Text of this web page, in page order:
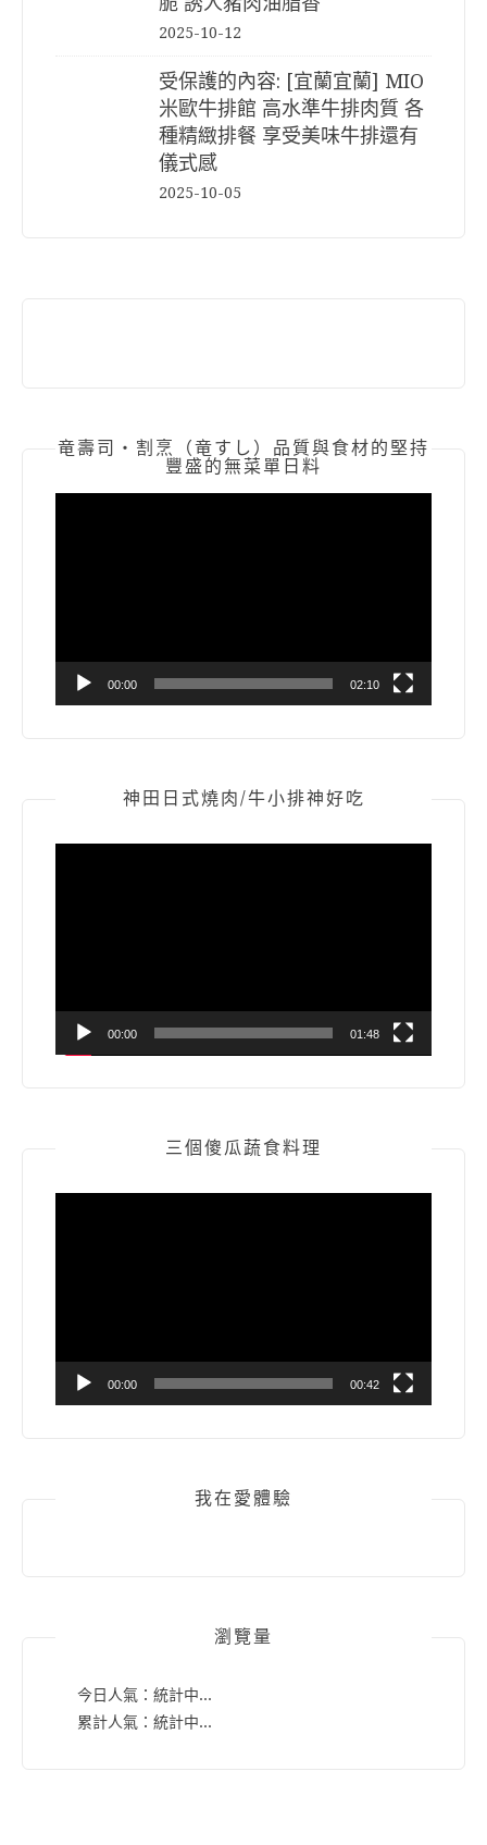
2025-10-12
受保護的內容: [宜蘭宜蘭] MIO
米歐牛排館 高水準牛排肉質 各
種精緻排餐 享受美味牛排還有
儀式感
2025-10-05
竜壽司‧割烹（竜すし）品質與食材的堅持
豐盛的無菜單日料
00:00 02:10
神田日式燒肉/牛小排神好吃
00:00 01:48
三個傻瓜蔬食料理
00:00 00:42
我在愛體驗
瀏覽量
今日人氣： 統計中...
累計人氣： 統計中...